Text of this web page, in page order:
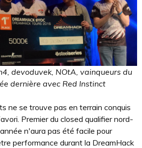
devoduvek, NOtA, vainqueurs du
dernière avec Red Instinct
ne se trouve pas en terrain conquis
Premier du closed qualifier nord-
n'aura pas été facile pour
performance durant la DreamHack